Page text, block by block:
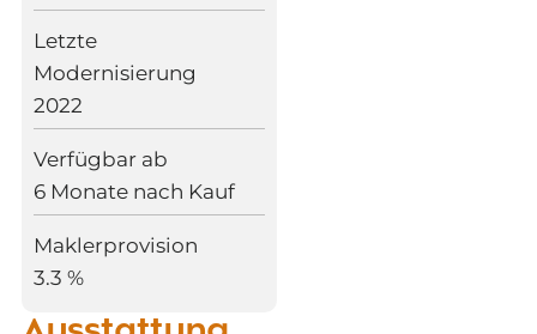
Letzte
Modernisierung
2022
Verfügbar ab
6 Monate nach Kauf
Maklerprovision
3.3 %